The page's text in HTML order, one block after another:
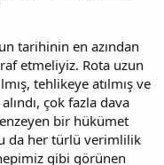
tarihinin en azından
etmeliyiz. Rota uzun
tehlikeye atılmış ve
çok fazla dava
bir hükümet
da her türlü verimlilik
gibi görünen